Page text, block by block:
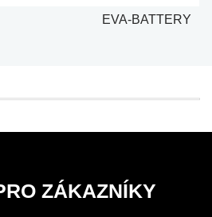
EVA-BATTERY
ZÁKAZNÍKY